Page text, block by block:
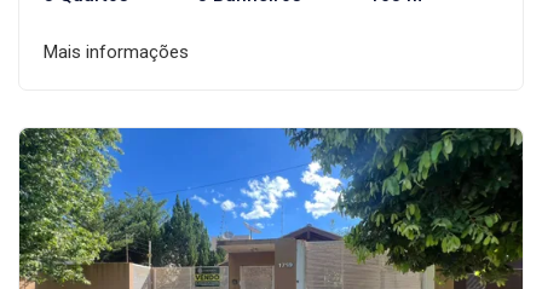
Mais informações